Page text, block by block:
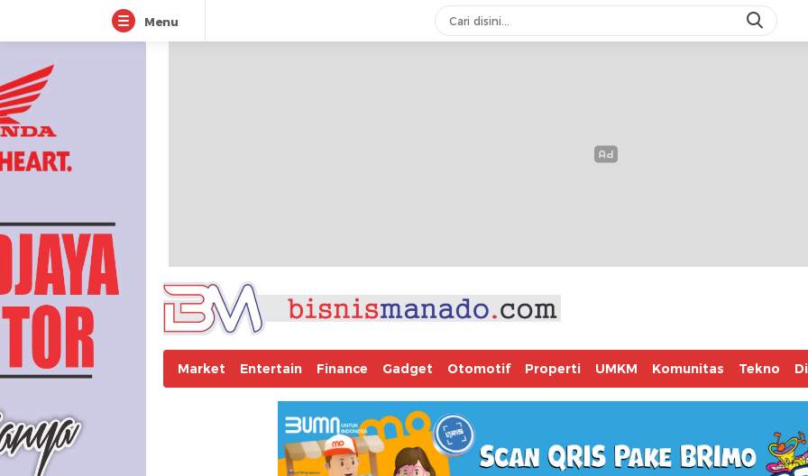
Menu
Market Entertain Finance Gadget Otomotif Properti UMKM Komunitas Tekno